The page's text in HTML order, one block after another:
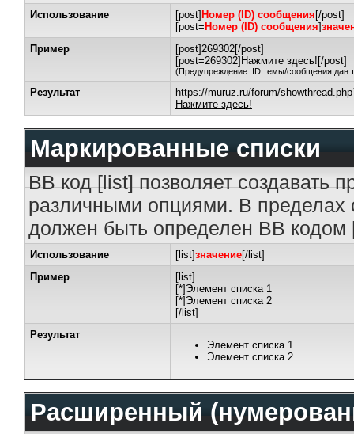
Использование [post] Номер (ID) сообщения [/post]
[post= Номер (ID) сообщения]
Пример
[post]269302[/post]
[post=269302]Нажмите здесь![/post]
(Предупреждение: ID темы/сообщения дан
Результат
https://muruz.ru/forum/
Нажмите здесь!
Маркированные списки
BB код [list] позволяет создавать
различными опциями. В пределах
должен быть определен BB кодом
Использование [list]значение[/list]
Пример
[list]
[*]Элемент списка 1
[*]Элемент списка 2
[/list]
Результат
Элемент списка 1
Элемент списка 2
Расширенный